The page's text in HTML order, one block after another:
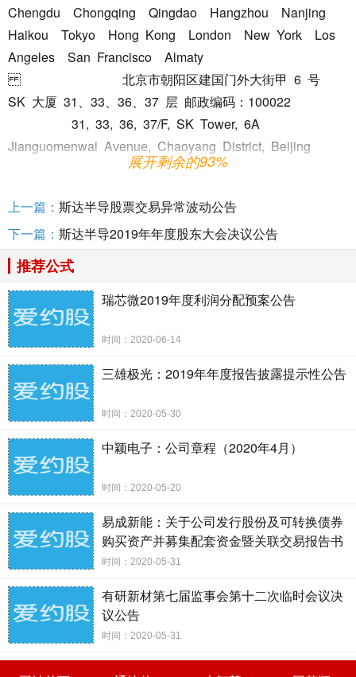
Chengdu Chongqing Qingdao Hangzhou Nanjing
Haikou Tokyo Hong Kong London New York Los
Angeles San Francisco Almaty
北京市朝阳区建国门外大街甲 6 号
SK 大厦 31、33、36、37 层 邮政编码：100022
31, 33, 36, 37/F, SK Tower, 6A
Jianguomenwai Avenue, Chaoyang District, Beijing
2288 传真/Fax：(8610) 6568 1022/1838
网址：
北京市中伦律师事务
所
关于嘉兴斯达半导体股份有限公司
2019 年年度股东大会
的
法律意
见书
致：嘉兴斯达半导体股份有限公司
北京市中伦律师事务所（以下简称“本所”）接受嘉兴斯达
半导体股份有限
展开剩余的93%
上一篇： 斯达半导股票交易异常波动公告
下一篇： 斯达半导2019年年度股东大会决议公告
推荐公式
瑞芯微2019年度利润分配预案公告
时间：2020-06-14
三雄极光：2019年年度报告披露提示性公告
时间：2020-05-30
中颖电子：公司章程（2020年4月）
时间：2020-05-20
易成新能：关于公司发行股份及可转换债券
购买资产并募集配套资金暨关联交易报告书
草案及其摘要的修订说明公告
时间：2020-05-31
有研新材第七届监事会第十二次临时会议决
议公告
时间：2020-05-31